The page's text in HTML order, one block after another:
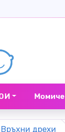
Момиче
Връхни дрехи